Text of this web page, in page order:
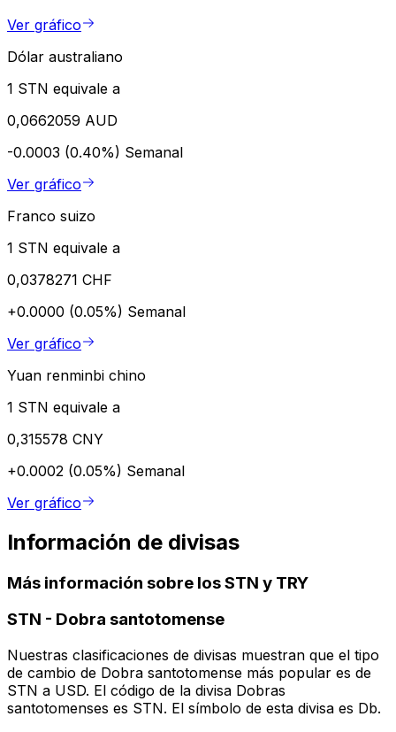
Ver gráfico
Dólar australiano
1 STN equivale a
0,0662059 AUD
-0.0003 (0.40%) Semanal
Ver gráfico
Franco suizo
1 STN equivale a
0,0378271 CHF
+0.0000 (0.05%) Semanal
Ver gráfico
Yuan renminbi chino
1 STN equivale a
0,315578 CNY
+0.0002 (0.05%) Semanal
Ver gráfico
Información de divisas
Más información sobre los STN y TRY
STN - Dobra santotomense
Nuestras clasificaciones de divisas muestran que el tipo
de cambio de Dobra santotomense más popular es de
STN a USD. El código de la divisa Dobras
santotomenses es STN. El símbolo de esta divisa es Db.